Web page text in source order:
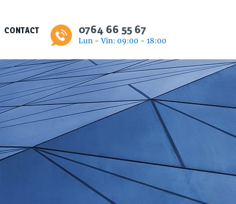
CONTACT 0764 66 55 67
Lun - Vin: 09:00 - 18:00